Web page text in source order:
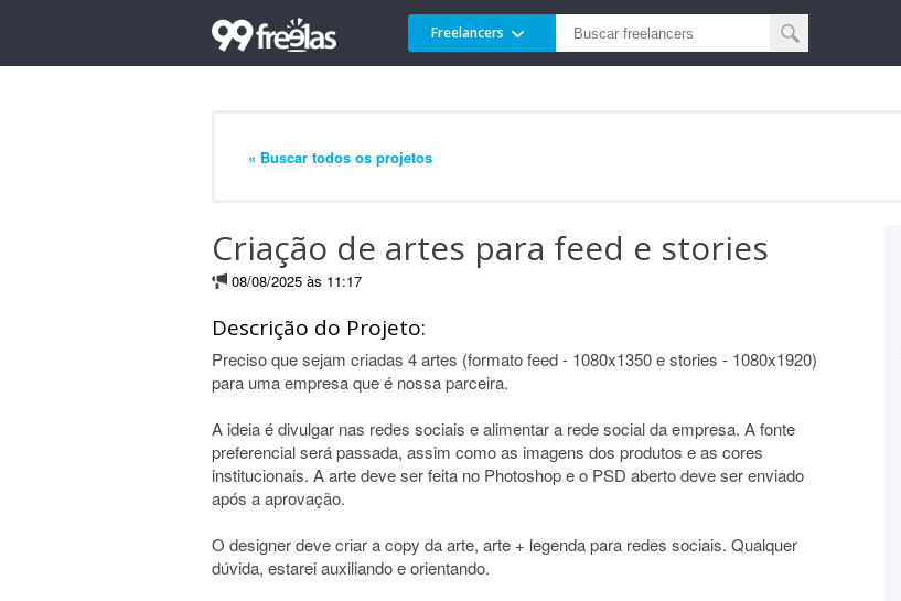
Freelancers
« Buscar todos os projetos
Criação de artes para feed e stories
08/08/2025 às 11:17
Descrição do Projeto:
Preciso que sejam criadas 4 artes (formato feed - 1080x1350 e stories - 1080x1920)
para uma empresa que é nossa parceira.
A ideia é divulgar nas redes sociais e alimentar a rede social da empresa. A fonte
preferencial será passada, assim como as imagens dos produtos e as cores
institucionais. A arte deve ser feita no Photoshop e o PSD aberto deve ser enviado
após a aprovação.
O designer deve criar a copy da arte, arte + legenda para redes sociais. Qualquer
dúvida, estarei auxiliando e orientando.